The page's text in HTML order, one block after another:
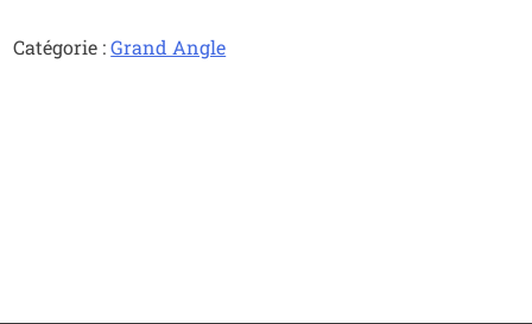
Catégorie :Grand Angle